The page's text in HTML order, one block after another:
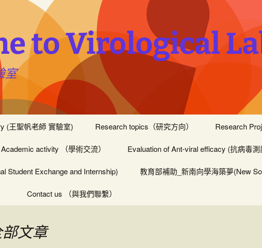
to Virological
室
(王聖帆老師 實驗室) Research topics（研究方向） Research
Academic activity （學術交流） Evaluation of Ant-viral efficacy (抗病毒
Student Exchange and Internship) 教育部補助_新南向學海築夢(New
Contact us （與我們聯繫）
文章